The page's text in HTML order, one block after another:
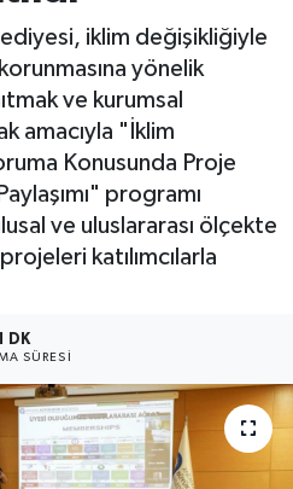
iklim değişikliğiyle
yönelik
ve kurumsal
amacıyla "İklim
Konusunda Proje
programı
ve uluslararası ölçekte
katılımcılarla
1 DK
SÜRESI